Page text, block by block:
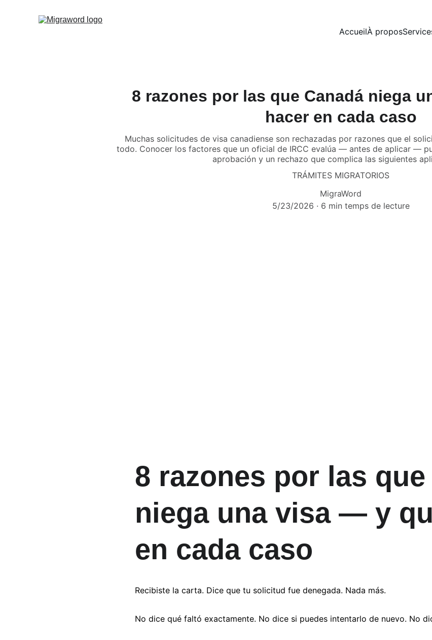
AccueilÀ propos
8 razones por las que Canadá niega
hacer en cada caso
Muchas solicitudes de visa canadiense son rechazadas por razones que el
todo. Conocer los factores que un oficial de IRCC evalúa — antes de aplicar —
aprobación y un rechazo que complica las siguientes
TRÁMITES MIGRATORIOS
MigraWord
5/23/2026
6 min temps de lecture
8 razones por las que
niega una visa — y
en cada caso
Recibiste la carta. Dice que tu solicitud fue denegada. Nada más.
No dice qué faltó exactamente. No dice si puedes intentarlo de nuevo. No